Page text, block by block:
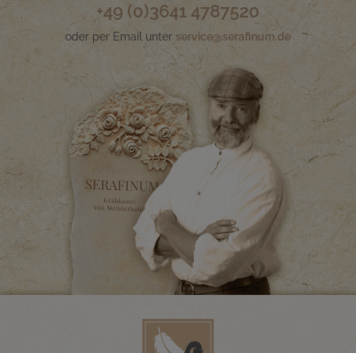
+49 (0)3641 4787520
oder per Email unter service@serafinum.de